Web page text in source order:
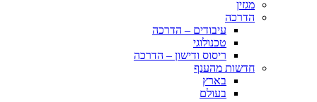
מגזין
הדרכה
עיבודים – הדרכה
טכנולוגי
ריסוס ודישון – הדרכה
חדשות מהענף
בארץ
בעולם